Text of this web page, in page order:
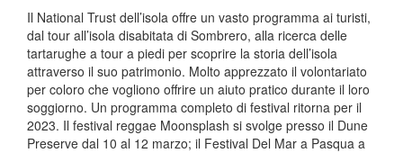
Il National Trust dell’isola offre un vasto programma ai turisti,
dal tour all’isola disabitata di Sombrero, alla ricerca delle
tartarughe a tour a piedi per scoprire la storia dell’isola
attraverso il suo patrimonio. Molto apprezzato il volontariato
per coloro che vogliono offrire un aiuto pratico durante il loro
soggiorno. Un programma completo di festival ritorna per il
2023. Il festival reggae Moonsplash si svolge presso il Dune
Preserve dal 10 al 12 marzo; il Festival Del Mar a Pasqua a